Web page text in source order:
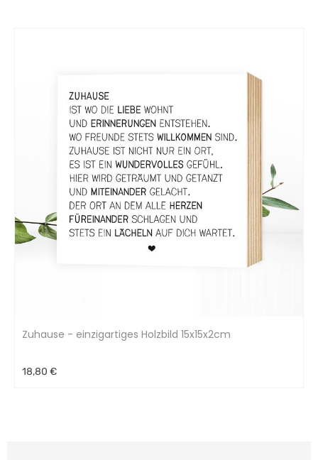
Zuhause - einzigartiges Holzbild 15x15x2cm
18,80 €